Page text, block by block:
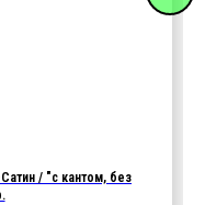
/ "с кантом, без